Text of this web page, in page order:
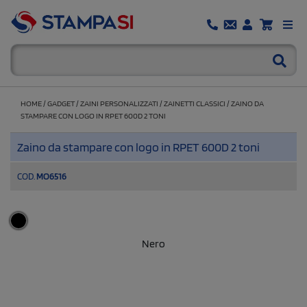
HOME /GADGET /ZAINI PERSONALIZZATI /ZAINETTI CLASSICI /ZAINO DA
STAMPARE CON LOGO IN RPET 600D 2 TONI
Zaino da stampare con logo in RPET 600D 2 toni
COD. MO6516
Nero